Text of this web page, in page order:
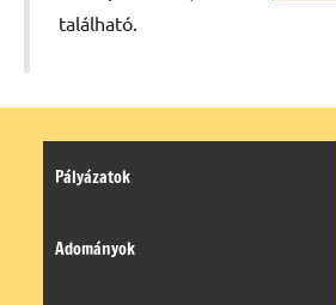
található.
Pályázatok
Adományok